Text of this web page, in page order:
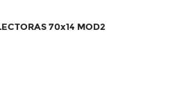
70x14 MOD2